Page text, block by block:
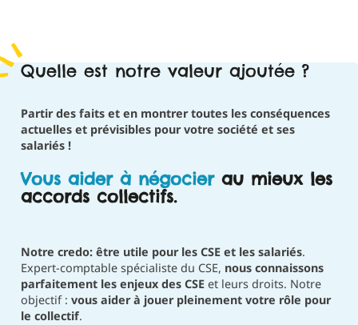
Quelle est notre valeur ajoutée ?
Partir des faits et en montrer toutes les conséquences
actuelles et prévisibles pour votre société et ses
salariés !
Vous aider à négocierau mieux les
accords collectifs.
Notre credo: être utile pour les CSE et les salariés.
Expert-comptable spécialiste du CSE, nous connaissons
parfaitement les enjeux des CSE et leurs droits. Notre
objectif : vous aider à jouer pleinement votre rôle pour
le collectif.